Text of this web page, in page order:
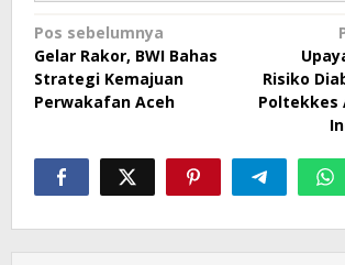
Navigasi
pos
Pos sebelumnya
Gelar Rakor, BWI Bahas
Strategi Kemajuan
Perwakafan Aceh
Risiko
Poltekkes